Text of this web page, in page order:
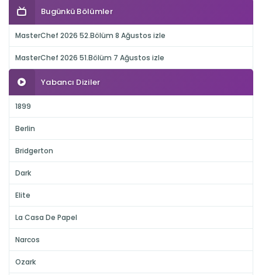
Bugünkü Bölümler
MasterChef 2026 52.Bölüm 8 Ağustos izle
MasterChef 2026 51.Bölüm 7 Ağustos izle
Yabancı Diziler
1899
Berlin
Bridgerton
Dark
Elite
La Casa De Papel
Narcos
Ozark